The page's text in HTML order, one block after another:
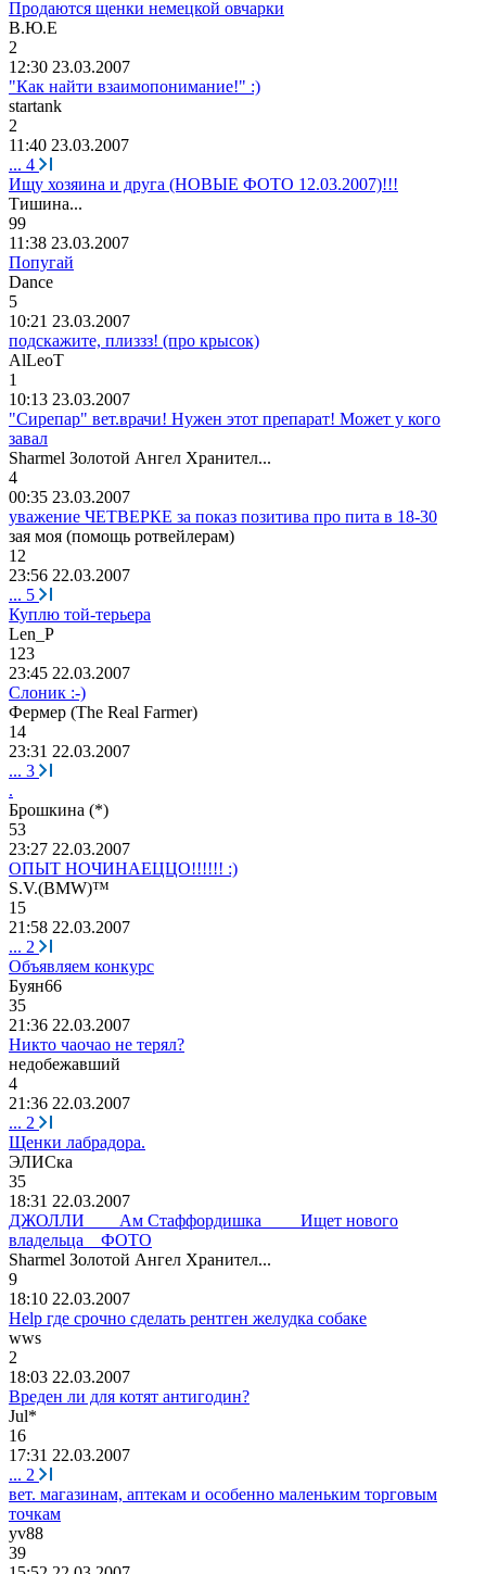
Продаются щенки немецкой овчарки
В.Ю.Е
2
12:30 23.03.2007
"Как найти взаимопонимание!" :)
startank
2
11:40 23.03.2007
... 4
Ищу хозяина и друга (НОВЫЕ ФОТО 12.03.2007)!!!
Тишина...
99
11:38 23.03.2007
Попугай
Dance
5
10:21 23.03.2007
подскажите, плиззз! (про крысок)
AlLeoT
1
10:13 23.03.2007
"Сирепар" вет.врачи! Нужен этот препарат! Может у кого
завал
Sharmel Золотой Ангел Хранител...
4
00:35 23.03.2007
уважение ЧЕТВЕРКЕ за показ позитива про пита в 18-30
зая моя (помощь ротвейлерам)
12
23:56 22.03.2007
... 5
Куплю той-терьера
Len_P
123
23:45 22.03.2007
Слоник :-)
Фермер (The Real Farmer)
14
23:31 22.03.2007
... 3
.
Брошкина (*)
53
23:27 22.03.2007
ОПЫТ НОЧИНАЕЦЦО!!!!!! :)
S.V.(BMW)™
15
21:58 22.03.2007
... 2
Объявляем конкурс
Буян66
35
21:36 22.03.2007
Никто чаочао не терял?
недобежавший
4
21:36 22.03.2007
... 2
Щенки лабрадора.
ЭЛИСка
35
18:31 22.03.2007
ДЖОЛЛИ____Ам Стаффордишка____ Ищет нового
владельца__ФОТО
Sharmel Золотой Ангел Хранител...
9
18:10 22.03.2007
Help где срочно сделать рентген желудка собаке
wws
2
18:03 22.03.2007
Вреден ли для котят антигодин?
Jul*
16
17:31 22.03.2007
... 2
вет. магазинам, аптекам и особенно маленьким торговым
точкам
yv88
39